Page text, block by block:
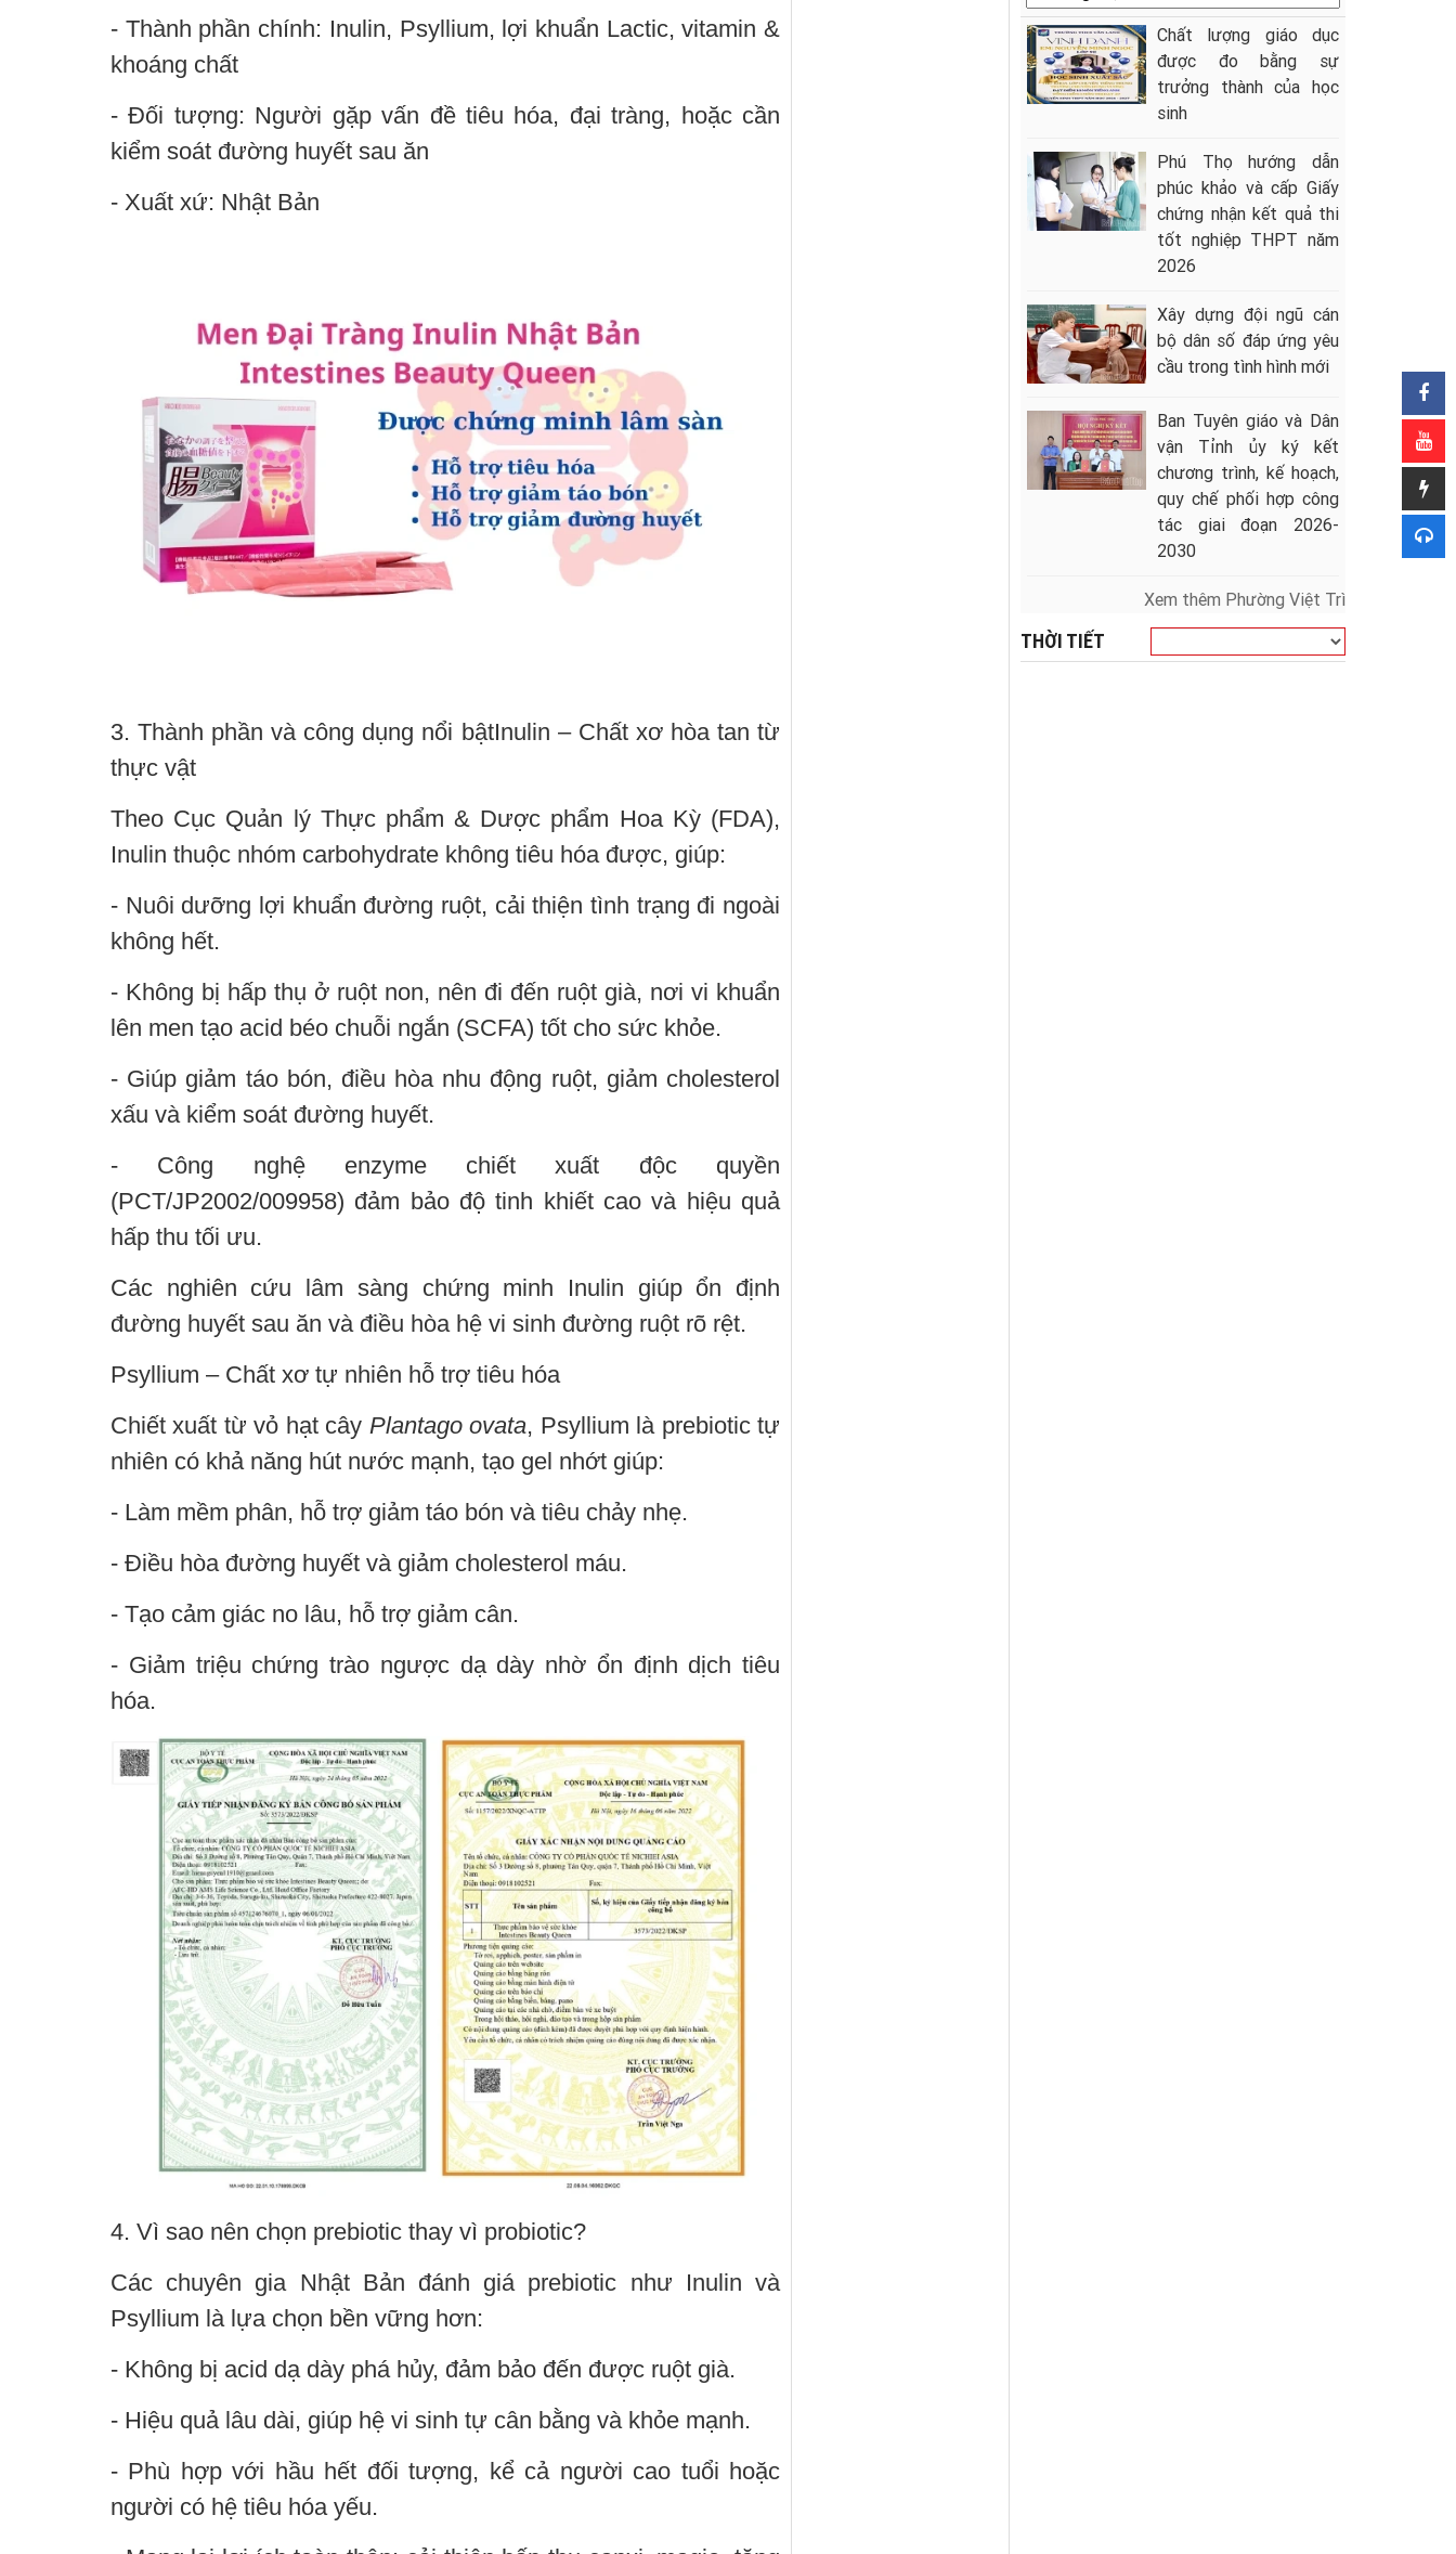
- Thành phần chính: Inulin, Psyllium, lợi khuẩn Lactic, vitamin &
khoáng chất
- Đối tượng: Người gặp vấn đề tiêu hóa, đại tràng, hoặc cần
kiểm soát đường huyết sau ăn
- Xuất xứ: Nhật Bản
3. Thành phần và công dụng nổi bậtInulin – Chất xơ hòa tan từ
thực vật
Theo Cục Quản lý Thực phẩm & Dược phẩm Hoa Kỳ (FDA),
Inulin thuộc nhóm carbohydrate không tiêu hóa được, giúp:
- Nuôi dưỡng lợi khuẩn đường ruột, cải thiện tình trạng đi ngoài
không hết.
- Không bị hấp thụ ở ruột non, nên đi đến ruột già, nơi vi khuẩn
lên men tạo acid béo chuỗi ngắn (SCFA) tốt cho sức khỏe.
- Giúp giảm táo bón, điều hòa nhu động ruột, giảm cholesterol
xấu và kiểm soát đường huyết.
- Công nghệ enzyme chiết xuất độc quyền
(PCT/JP2002/009958) đảm bảo độ tinh khiết cao và hiệu quả
hấp thu tối ưu.
Các nghiên cứu lâm sàng chứng minh Inulin giúp ổn định
đường huyết sau ăn và điều hòa hệ vi sinh đường ruột rõ rệt.
Psyllium – Chất xơ tự nhiên hỗ trợ tiêu hóa
Chiết xuất từ vỏ hạt cây Plantago ovata, Psyllium là prebiotic tự
nhiên có khả năng hút nước mạnh, tạo gel nhớt giúp:
- Làm mềm phân, hỗ trợ giảm táo bón và tiêu chảy nhẹ.
- Điều hòa đường huyết và giảm cholesterol máu.
- Tạo cảm giác no lâu, hỗ trợ giảm cân.
- Giảm triệu chứng trào ngược dạ dày nhờ ổn định dịch tiêu
hóa.
4. Vì sao nên chọn prebiotic thay vì probiotic?
Các chuyên gia Nhật Bản đánh giá prebiotic như Inulin và
Psyllium là lựa chọn bền vững hơn:
- Không bị acid dạ dày phá hủy, đảm bảo đến được ruột già.
- Hiệu quả lâu dài, giúp hệ vi sinh tự cân bằng và khỏe mạnh.
- Phù hợp với hầu hết đối tượng, kể cả người cao tuổi hoặc
người có hệ tiêu hóa yếu.
Chất lượng giáo dục
được đo bằng sự
trưởng thành của học
sinh
Phú Thọ hướng dẫn
phúc khảo và cấp Giấy
chứng nhận kết quả thi
tốt nghiệp THPT năm
2026
Xây dựng đội ngũ cán
bộ dân số đáp ứng yêu
cầu trong tình hình mới
Ban Tuyên giáo và Dân
vận Tỉnh ủy ký kết
chương trình, kế hoạch,
quy chế phối hợp công
tác giai đoạn 2026-
2030
Xem thêm Phường Việt Trì
THỜI TIẾT